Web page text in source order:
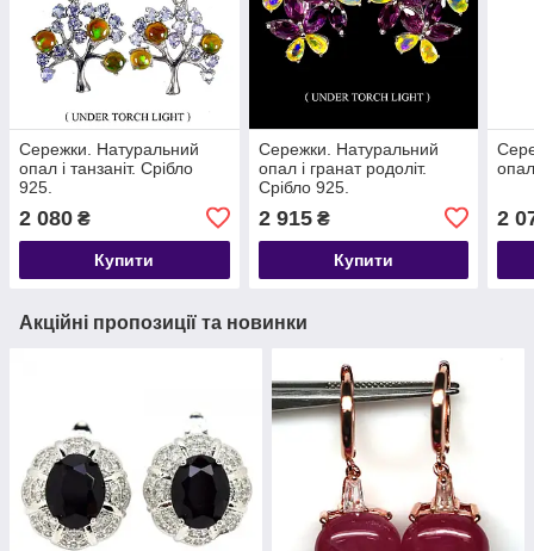
Сережки. Натуральний
опал і танзаніт. Срібло
925.
2 080 ₴
Купити
Сережки. Натуральний
опал і гранат родоліт.
Срібло 925.
2 915₴
Купити
2
Акційні пропозиції та новинки